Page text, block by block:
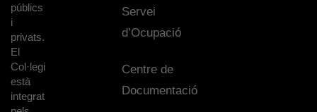
públics
i
privats.
El
Col·legi
està
integrat
Servei
d’Ocupació
Centre de
Documentació